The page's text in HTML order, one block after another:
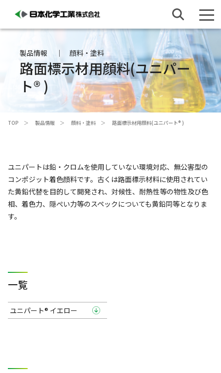
製品情報 顔料・塗料
路面標示材用顔料(ユニパー
ト® )
TOP 製品情報 顔料・塗料 路面標示材用顔料(ユニパート® )
ユニパートは鉛・クロムを使用していない環境対応、無公害型の
コンポジット着色顔料です。古くは路面標示材料に使用されてい
た黄鉛代替を目的して開発され、対候性、耐熱性等の物性及び色
相、着色力、隠ぺい力等のスペックについても黄鉛同等となりま
す。
一覧
ユニパート® イエロー